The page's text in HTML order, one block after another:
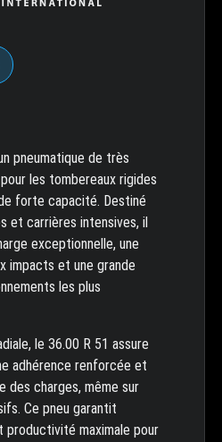
pneumatique de très
les tombereaux rigides
forte capacité. Destiné
et carrières intensives, il
exceptionnelle, une
impacts et une grande
les plus
le 36.00 R 51 assure
adhérence renforcée et
des charges, même sur
Ce pneu garantit
maximale pour